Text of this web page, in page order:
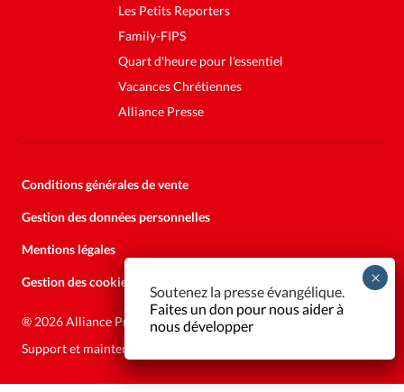
Les Petits Reporters
Family-FIPS
Quart d'heure pour l'essentiel
Vacances Chrétiennes
Alliance Presse
Conditions générales de vente
Gestion des données personnelles
Mentions légales
Gestion des cookies
® 2026 Alliance Presse
Support et maintenance:
Soutenez la presse évangélique.
Faites un don pour nous aider à
nous développer